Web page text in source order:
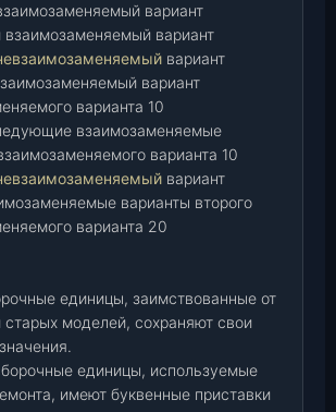
вариант
вариант
вариант
вариант
варианта 10
взаимозаменяемые
варианта 10
вариант
варианты второго
варианта 20
единицы, заимствованные от
старых моделей, сохраняют свои
единицы, используемые
имеют буквенные приставки